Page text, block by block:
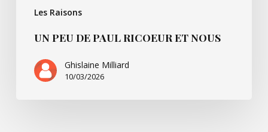
Les Raisons
UN PEU DE PAUL RICOEUR ET NOUS
Ghislaine Milliard
10/03/2026